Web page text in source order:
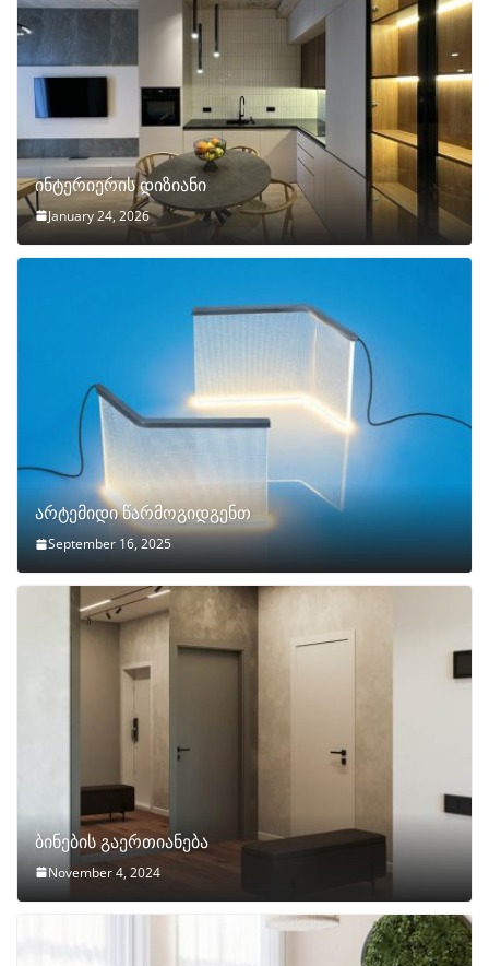
ინტერიერის დიზიანი
January 24, 2026
არტემიდი წარმოგიდგენთ
September 16, 2025
ბინების გაერთიანება
November 4, 2024